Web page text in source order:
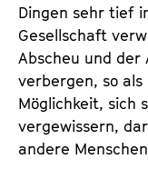
Dingen sehr tief
Gesellschaft
Abscheu und der
verbergen, so
Möglichkeit, sich
vergewissern,
andere Menschen